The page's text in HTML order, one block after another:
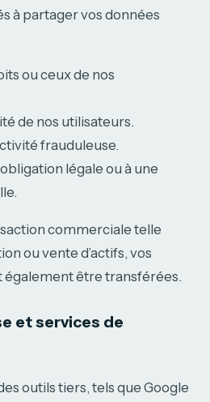
à partager vos données
ou ceux de nos
de nos utilisateurs.
frauduleuse.
légale ou à une
commerciale telle
ou vente d’actifs, vos
être transférées.
et services de
outils tiers, tels que Google